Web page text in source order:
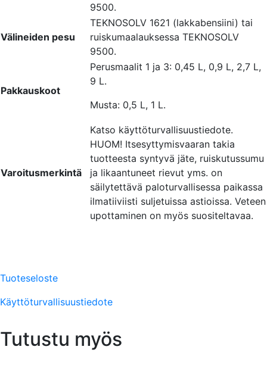
9500.
Välineiden pesu
TEKNOSOLV 1621 (lakkabensiini) tai
ruiskumaalauksessa TEKNOSOLV
9500.
Pakkauskoot
Perusmaalit 1 ja 3: 0,45 L, 0,9 L, 2,7 L,
9 L.
Musta: 0,5 L, 1 L.
Varoitusmerkintä
Katso käyttöturvallisuustiedote.
HUOM! Itsesyttymisvaaran takia
tuotteesta syntyvä jäte, ruiskutussumu
ja likaantuneet rievut yms. on
säilytettävä paloturvallisessa paikassa
ilmatiiviisti suljetuissa astioissa. Veteen
upottaminen on myös suositeltavaa.
Tuoteseloste
Käyttöturvallisuustiedote
Tutustu myös